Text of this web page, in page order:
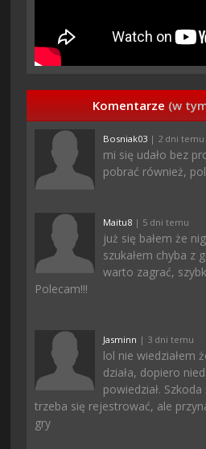
Komentarze (w
Bosniak03 | 2 dni temu
mi się udało bez
pobrać również,
Maitu8 | 5 dni temu
już się bałem że
szukałem chyba z
warto zagrać,
Polecam!!!
Jasminn | 3 dni temu
lol nie wiedziałem
działa, dopiero
powiedział.
trzeba się rejestrować, ale
gry